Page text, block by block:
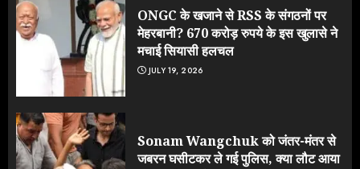
ONGC के खजाने से RSS के संगठनों पर
मेहरबानी? 670 करोड़ रुपये के इस खुलासे ने
मचाई सियासी हलचल
JULY 19, 2026
Sonam Wangchuk को जंतर-मंतर से
जबरन घसीटकर ले गई पुलिस, क्या लौट आया